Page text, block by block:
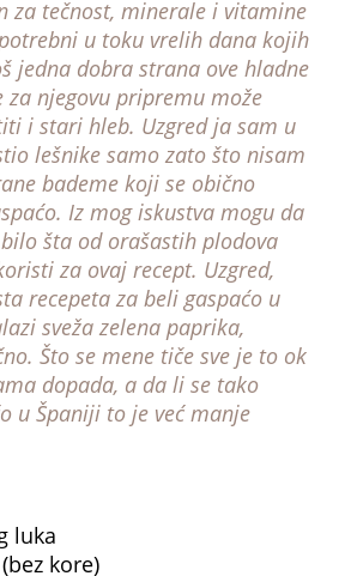
za tečnost, minerale i vitamine
u toku vrelih dana kojih
jedna dobra strana ove hladne
za njegovu pripremu može
i stari hleb. Uzgred ja sam u
lešnike samo zato što nisam
bademe koji se obično
Iz mog iskustva mogu da
šta od orašastih plodova
za ovaj recept. Uzgred,
recepeta za beli gaspaćo u
sveža zelena paprika,
Što se mene tiče sve je to ok
dopada, a da li se tako
u Španiji to je već manje
luka
kore)